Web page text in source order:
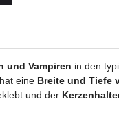
und Vampiren in den
hat eine Breite und Tiefe
und der